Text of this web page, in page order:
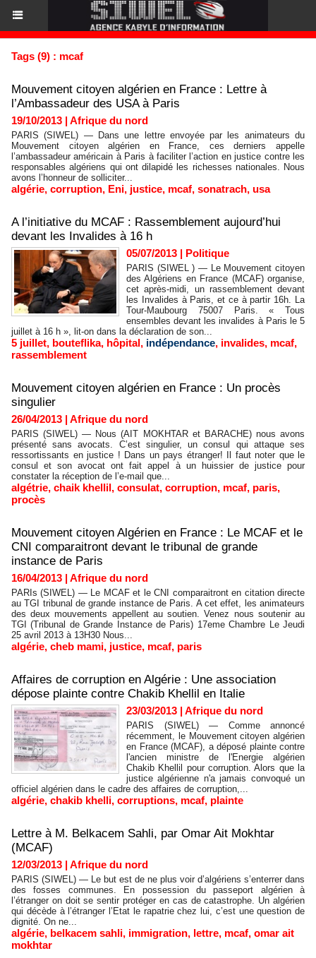
Tags (9) : mcaf
Mouvement citoyen algérien en France : Lettre à
l’Ambassadeur des USA à Paris
19/10/2013 | Afrique du nord
PARIS (SIWEL) — Dans une lettre envoyée par les animateurs du
Mouvement citoyen algérien en France, ces derniers appelle
l’ambassadeur américain à Paris à faciliter l’action en justice contre les
responsables algériens qui ont dilapidé les richesses nationales. Nous
avons l’honneur de solliciter...
algérie, corruption, Eni, justice, mcaf, sonatrach, usa
A l’initiative du MCAF : Rassemblement aujourd’hui
devant les Invalides à 16 h
05/07/2013 | Politique
PARIS (SIWEL ) — Le Mouvement citoyen
des Algériens en France (MCAF) organise,
cet après-midi, un rassemblement devant
les Invalides à Paris, et ce à partir 16h. La
Tour-Maubourg 75007 Paris. « Tous
ensembles devant les invalides à Paris le 5
juillet à 16 h », lit-on dans la déclaration de son...
5 juillet, bouteflika, hôpital, indépendance, invalides, mcaf,
rassemblement
Mouvement citoyen algérien en France : Un procès
singulier
26/04/2013 | Afrique du nord
PARIS (SIWEL) — Nous (AIT MOKHTAR et BARACHE) nous avons
présenté sans avocats. C’est singulier, un consul qui attaque ses
ressortissants en justice ! Dans un pays étranger! Il faut noter que le
consul et son avocat ont fait appel à un huissier de justice pour
constater la réception de l’e-mail que...
algétrie, chaik khellil, consulat, corruption, mcaf, paris,
procès
Mouvement citoyen Algérien en France : Le MCAF et le
CNI comparaitront devant le tribunal de grande
instance de Paris
16/04/2013 | Afrique du nord
PARIs (SIWEL) — Le MCAF et le CNI comparaitront en citation directe
au TGI tribunal de grande instance de Paris. A cet effet, les animateurs
des deux mouvements appellent au soutien. Venez nous soutenir au
TGI (Tribunal de Grande Instance de Paris) 17eme Chambre Le Jeudi
25 avril 2013 à 13H30 Nous...
algérie, cheb mami, justice, mcaf, paris
Affaires de corruption en Algérie : Une association
dépose plainte contre Chakib Khellil en Italie
23/03/2013 | Afrique du nord
PARIS (SIWEL) — Comme annoncé
récemment, le Mouvement citoyen algérien
en France (MCAF), a déposé plainte contre
l'ancien ministre de l'Energie algérien
Chakib Khellil pour corruption. Alors que la
justice algérienne n'a jamais convoqué un
officiel algérien dans le cadre des affaires de corruption,...
algérie, chakib khelli, corruptions, mcaf, plainte
Lettre à M. Belkacem Sahli, par Omar Ait Mokhtar
(MCAF)
12/03/2013 | Afrique du nord
PARIS (SIWEL) — Le but est de ne plus voir d’algériens s’enterrer dans
des fosses communes. En possession du passeport algérien à
l’étranger on doit se sentir protéger en cas de catastrophe. Un algérien
qui décède à l’étranger l’Etat le rapatrie chez lui, c’est une question de
dignité. On ne...
algérie, belkacem sahli, immigration, lettre, mcaf, omar ait
mokhtar